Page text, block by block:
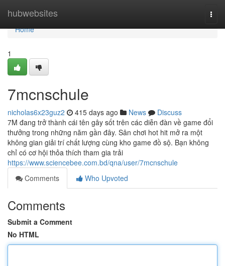
hubwebsites
Home
Home
1
7mcnschule
nicholas6x23guz2 415 days ago News
Discuss
7M đang trở thành cái tên gây sốt trên các diễn đàn về game đổi
thưởng trong những năm gần đây. Sân chơi hot hit mở ra một
không gian giải trí chất lượng cùng kho game đồ sộ. Bạn không
chỉ có cơ hội thỏa thích tham gia trải
https://www.sciencebee.com.bd/qna/user/7mcnschule
Comments
Who Upvoted
Comments
Submit a Comment
No HTML